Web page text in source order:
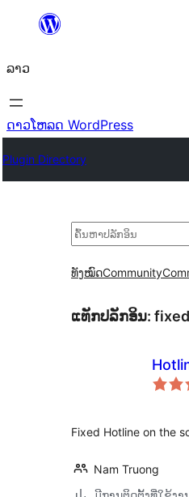
ທີ່
ເນື້ອຫາ
ລາວ
ດາວໂຫລດ WordPress
Plugin Directory
ຄົ້ນຫາ
ທັງໝົດCommunity
ແທັກປລັກອິນ: fixed
Fixed Hotline on the
Nam Truong